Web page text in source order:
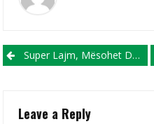
Post navigation
Super Lajm, Mësohet Data E Rifillimit Të Premierligës Angleze
Leave a Reply